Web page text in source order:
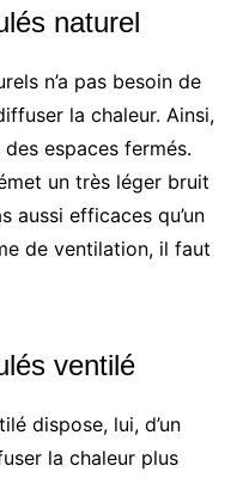
naturel
n’a pas besoin de
la chaleur. Ainsi,
espaces fermés.
un très léger bruit
aussi efficaces qu’un
de ventilation, il faut
ventilé
dispose, lui, d’un
la chaleur plus